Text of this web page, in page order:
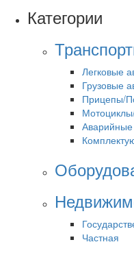
Категории
Легковые
Грузовые
Прицепы/
Частная